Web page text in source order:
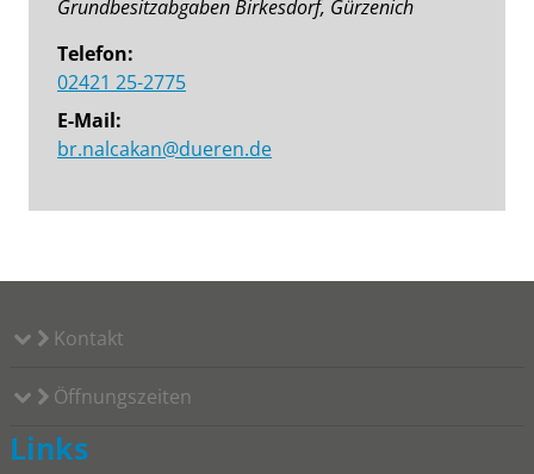
Grundbesitzabgaben Birkesdorf, Gürzenich
Telefon:
02421 25-2775
E-Mail:
br.nalcakan@dueren.de
Kontakt
Öffnungszeiten
Links